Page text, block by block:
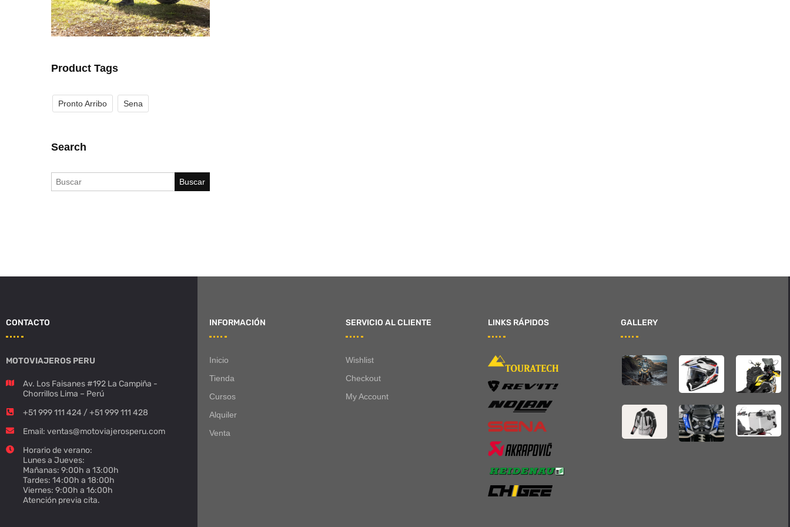
Product Tags
Pronto Arribo Sena
Search
CONTACTO
MOTOVIAJEROS PERU
Av. Los Faisanes #192 La Campiña -
Chorrillos Lima – Perú
+51 999 111 424 / +51 999 111 428
Email: ventas@motoviajerosperu.com
Horario de verano:
Lunes a Jueves:
Mañanas: 9:00h a 13:00h
Tardes: 14:00h a 18:00h
Viernes: 9:00h a 16:00h
Atención previa cita.
INFORMACIÓN
Inicio
Tienda
Cursos
Alquiler
Venta
SERVICIO AL CLIENTE
Wishlist
Checkout
My Account
LINKS RÁPIDOS GALLERY